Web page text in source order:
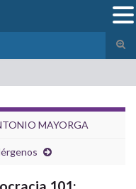
el
MAYORGA